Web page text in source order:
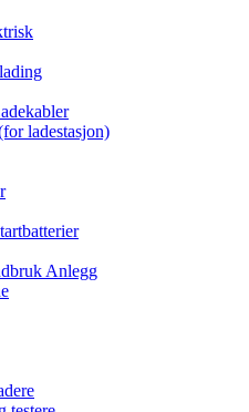
ladestasjon)
Anlegg